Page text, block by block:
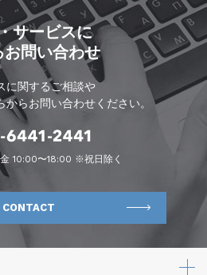
サービスに
お問い合わせ
に関するご相談や
からお問い合わせください。
10:00〜18:00 ※祝日除く
CONTACT